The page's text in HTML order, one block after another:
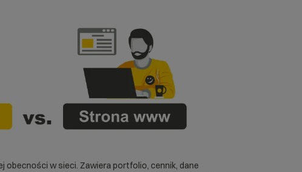
obecności w sieci. Zawiera portfolio, cennik, dane